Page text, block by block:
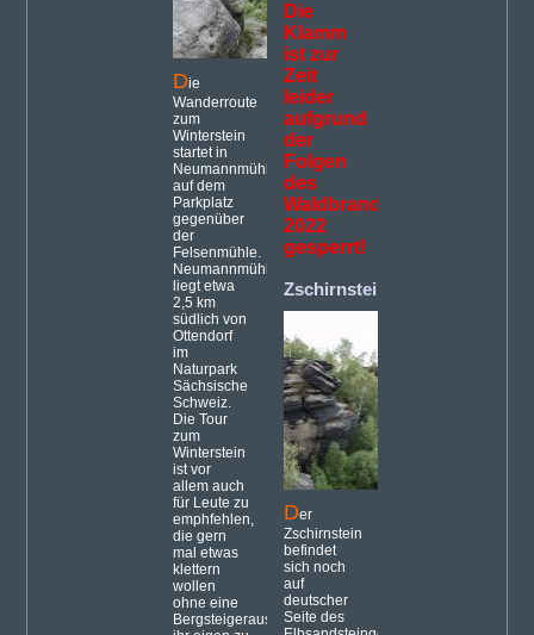
Die
Wanderroute
zum
Winterstein
startet in
Neumannmühle
auf dem
Parkplatz
gegenüber
der
Felsenmühle.
Neumannmühle
liegt etwa
2,5 km
südlich von
Ottendorf
im
Naturpark
Sächsische
Schweiz.
Die Tour
zum
Winterstein
ist vor
allem auch
für Leute zu
emphfehlen,
die gern
mal etwas
klettern
wollen
ohne eine
Bergsteigerausrüstung
Die
Klamm
ist zur
Zeit
leider
aufgrund
der
Folgen
des
Waldbrandes
2022
gesperrt!
Zschirnstein
Der
Zschirnstein
befindet
sich noch
auf
deutscher
Seite des